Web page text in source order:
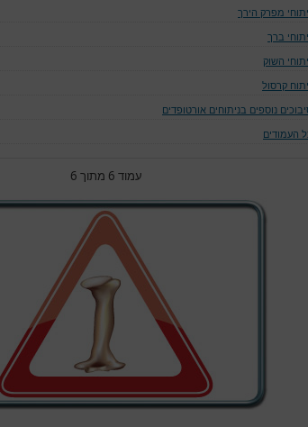
מפרק הירך
ברך
השוק
קרסול
נוספים בניתוחים אורטופדים
העמודים
עמוד 6 מתוך 6